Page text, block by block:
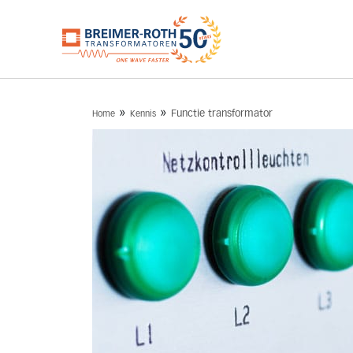
Home » Kennis » Functie transformator